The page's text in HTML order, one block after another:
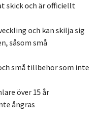
skick och är officiellt
och kan skilja sig
såsom små
små tillbehör som inte
över 15 år
ångras